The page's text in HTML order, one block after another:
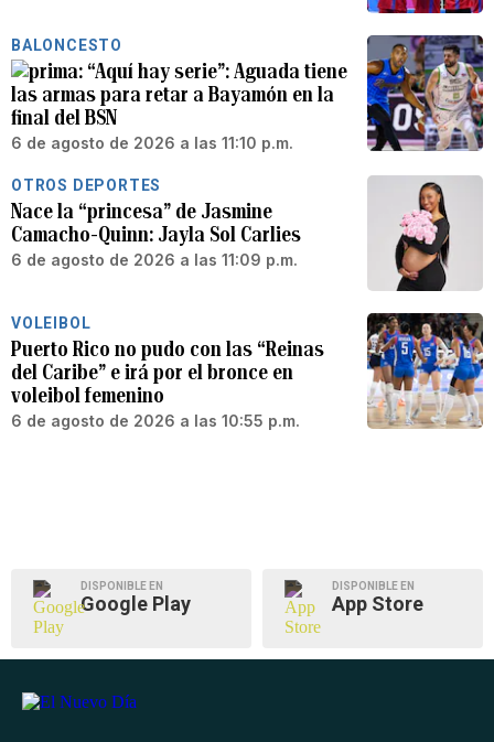
BALONCESTO
“Aquí hay serie”: Aguada tiene
las armas para retar a Bayamón en la
final del BSN
6 de agosto de 2026 a las 11:10 p.m.
OTROS DEPORTES
Nace la “princesa” de Jasmine
Camacho-Quinn: Jayla Sol Carlies
6 de agosto de 2026 a las 11:09 p.m.
VOLEIBOL
Puerto Rico no pudo con las “Reinas
del Caribe” e irá por el bronce en
voleibol femenino
6 de agosto de 2026 a las 10:55 p.m.
DISPONIBLE EN
Google Play
DISPONIBLE EN
App Store